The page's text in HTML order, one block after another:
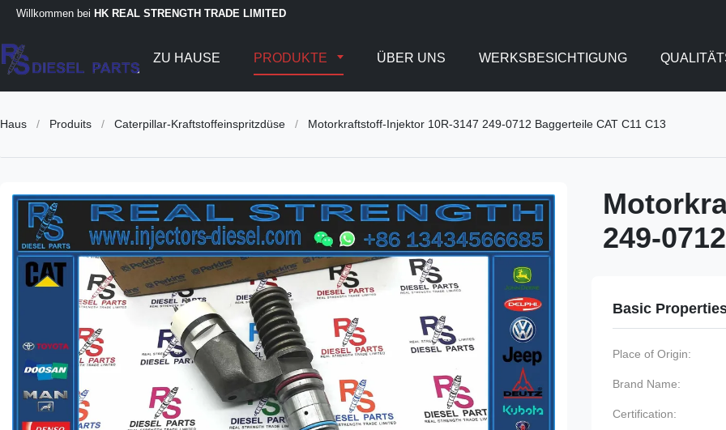
Willkommen bei HK REAL STRENGTH TRADE LIMITED
ZU HAUSE PRODUKTE ÜBER UNS WERKSBESICHTIGUNG
Haus / Produits / Caterpillar-Kraftstoffeinspritzdüse / Motorkraftstoff-Injektor 10R-3147 249-0712 Baggerteile CAT C11 C13
249-
Basic
Place of Origin:
Brand Name:
Certification: